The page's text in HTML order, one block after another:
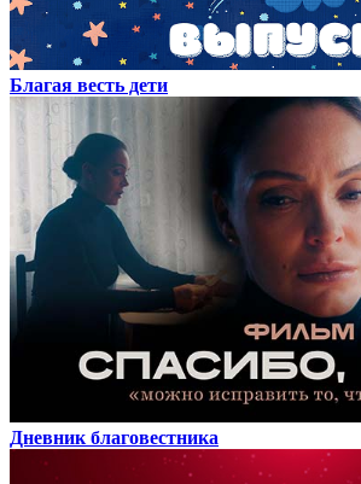
Благая весть дети
Дневник благовестника